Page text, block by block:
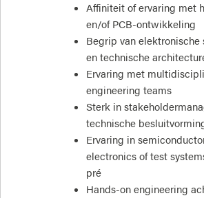
Affiniteit of ervaring met
en/of PCB-ontwikkeling
Begrip van elektronische
en technische
Ervaring met
engineering teams
Sterk in
technische
Ervaring in
electronics of test
pré
Hands-on engineering